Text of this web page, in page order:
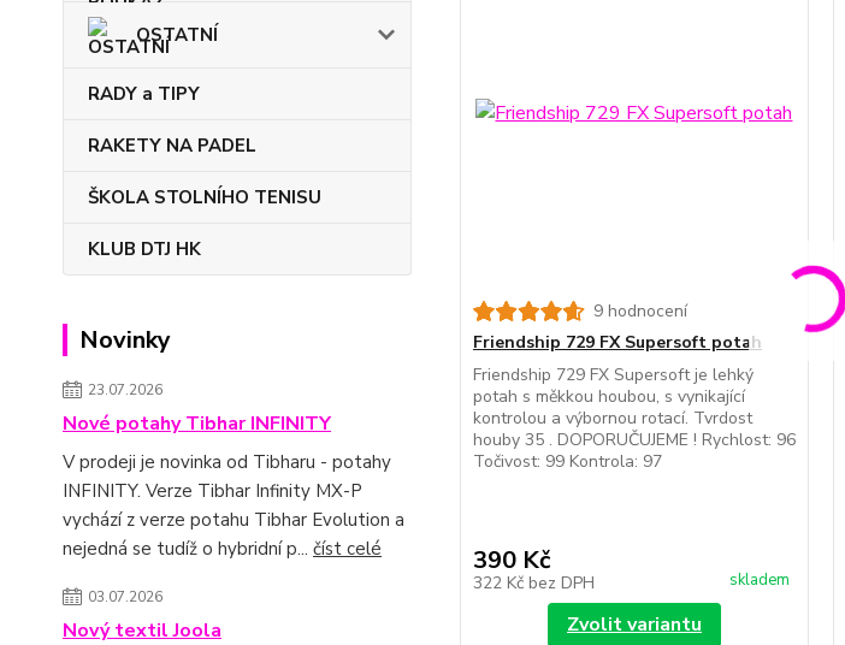
OSTATNÍ
RADY a TIPY
RAKETY NA PADEL
ŠKOLA STOLNÍHO TENISU
KLUB DTJ HK
Novinky
23.07.2026
Nové potahy Tibhar INFINITY
V prodeji je novinka od Tibharu - potahy
INFINITY. Verze Tibhar Infinity MX-P
vychází z verze potahu Tibhar Evolution a
nejedná se tudíž o hybridní p... číst celé
03.07.2026
Nový textil Joola
9 hodnocení
Friendship 729 FX Supersoft potah
Friendship 729 FX Supersoft je lehký
potah s měkkou houbou, s vynikající
kontrolou a výbornou rotací. Tvrdost
houby 35 . DOPORUČUJEME ! Rychlost: 96
Točivost: 99 Kontrola: 97
390 Kč
322 Kč bez DPH skladem
Zvolit variantu